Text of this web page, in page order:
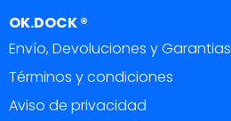
OK.DOCK ®
Envío, Devoluciones y Garantias
Términos y condiciones
Aviso de privacidad